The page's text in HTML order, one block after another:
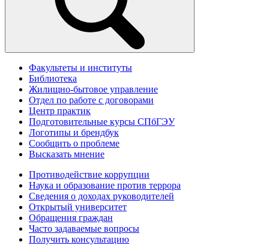
Факультеты и институты
Библиотека
Жилищно-бытовое управление
Отдел по работе с договорами
Центр практик
Подготовительные курсы СПбГЭУ
Логотипы и брендбук
Сообщить о проблеме
Высказать мнение
Противодействие коррупции
Наука и образование против террора
Сведения о доходах руководителей
Открытый университет
Обращения граждан
Часто задаваемые вопросы
Получить консультацию